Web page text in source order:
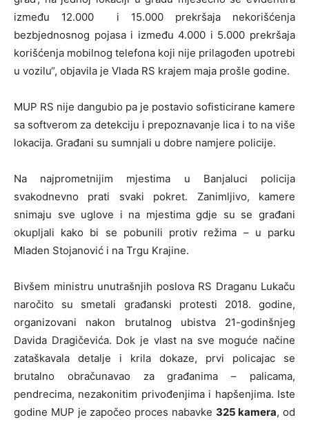
između 12.000 i 15.000 prekršaja nekorišćenja
bezbjednosnog pojasa i između 4.000 i 5.000 prekršaja
korišćenja mobilnog telefona koji nije prilagođen upotrebi
u vozilu“, objavila je Vlada RS krajem maja prošle godine.
MUP RS nije dangubio pa je postavio sofisticirane kamere
sa softverom za detekciju i prepoznavanje lica i to na više
lokacija. Građani su sumnjali u dobre namjere policije.
Na najprometnijim mjestima u Banjaluci policija
svakodnevno prati svaki pokret. Zanimljivo, kamere
snimaju sve uglove i na mjestima gdje su se građani
okupljali kako bi se pobunili protiv režima – u parku
Mladen Stojanović i na Trgu Krajine.
Bivšem ministru unutrašnjih poslova RS Draganu Lukaču
naročito su smetali građanski protesti 2018. godine,
organizovani nakon brutalnog ubistva 21-godinšnjeg
Davida Dragičevića. Dok je vlast na sve moguće načine
zataškavala detalje i krila dokaze, prvi policajac se
brutalno obračunavao za građanima – palicama,
pendrecima, nezakonitim privođenjima i hapšenjima. Iste
godine MUP je započeo proces nabavke 325 kamera, od